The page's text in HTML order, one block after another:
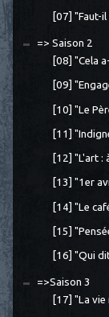
[07] "Faut-
=> Saison 2
[08] "Cela
[09]
[10] "Le
[11]
[12] "L'art :
[13] "1er
[14] "Le
[15]
[16] "Qui
=>Saison 3
[17] "La